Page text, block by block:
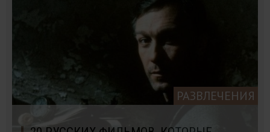
РАЗВЛЕЧЕНИЯ